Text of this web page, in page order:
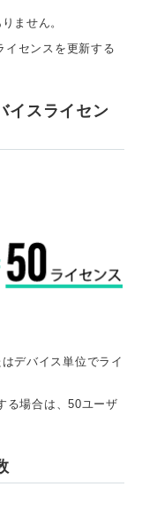
ません。
イセンスを更新する
イスライセン
デバイス単位でライ
る場合は、50ユーザ